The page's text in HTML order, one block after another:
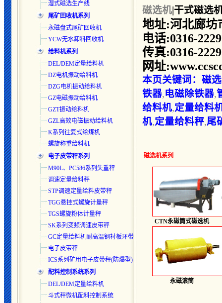
湿式磁选生产线
尾矿回收机系列
永磁盘式尾矿回收机
YCW无水卸料回收机
给料机系列
DEL/DEM定量给料机
DZ电机振动给料机
DZG电机振动给料机
GZ电磁振动给料机
GZT振动给料机
GZL高效电磁振动给料机
K系列往复式给煤机
螺旋称重给料机
电子皮带秤系列
M90L、PC586系列失重秤
调速定量给料秤
STP调速定量给料皮带秤
TGG悬挂式螺旋计量秤
TGS螺旋粉体计量秤
SK系列变频调速皮带秤
GC定量给料机耐高温钢衬板环带
电子皮带秤
ICS系列矿用电子皮带秤(防爆型)
配料控制系统系列
DEL/DEM定量给料机
斗式秤微机配料控制系统
磁选机 |干式磁选
地址:河北廊坊
电话:0316-
传真:0316-
网址
本页关键词： 磁
铁器,电磁除铁器,
给料机,定量给料
机,定量给料秤,尾
磁选机系列
CTN永磁筒式磁选机
永磁滚筒